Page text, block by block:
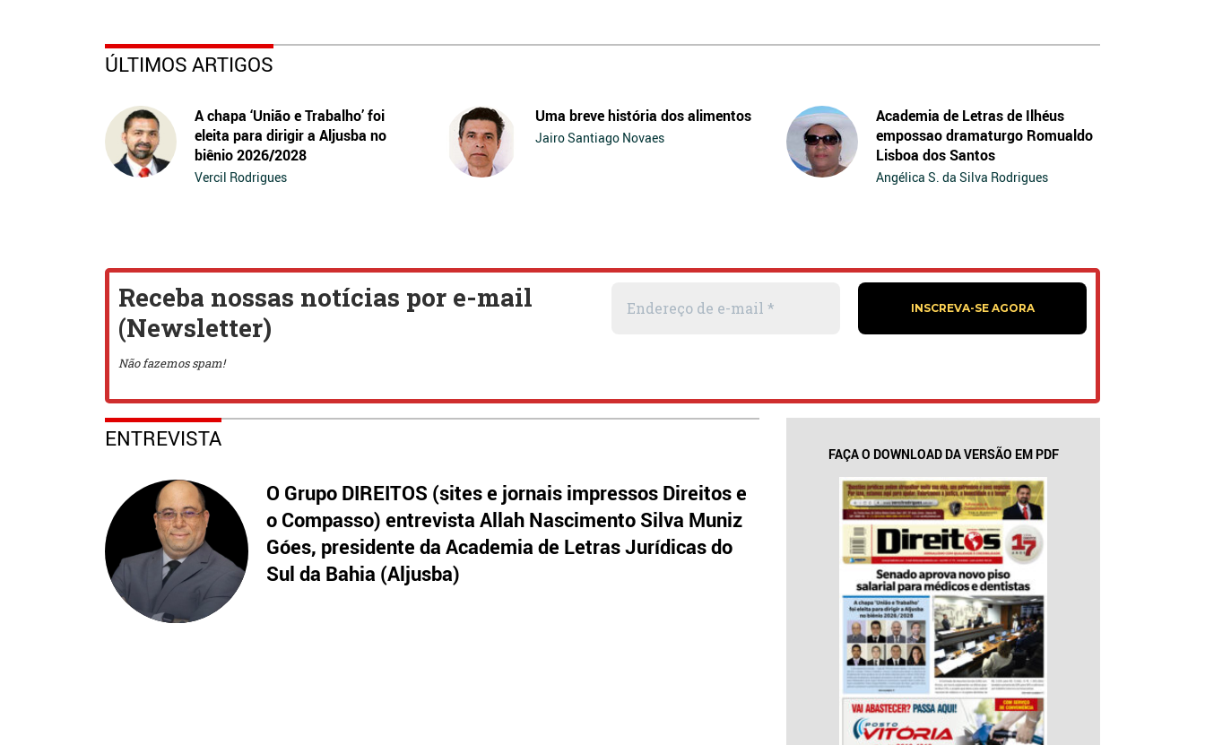
ÚLTIMOS ARTIGOS
A chapa ‘União e Trabalho’ foi
eleita para dirigir a Aljusba no
biênio 2026/2028
Vercil Rodrigues
Uma breve história dos alimentos
Jairo Santiago Novaes
Academia de Letras de Ilhéus
empossao dramaturgo Romualdo
Lisboa dos Santos
Angélica S. da Silva Rodrigues
ENTREVISTA
O Grupo DIREITOS (sites e jornais impressos Direitos e
o Compasso) entrevista Allah Nascimento Silva Muniz
Góes, presidente da Academia de Letras Jurídicas do
Sul da Bahia (Aljusba)
FAÇA O DOWNLOAD DA VERSÃO EM PDF